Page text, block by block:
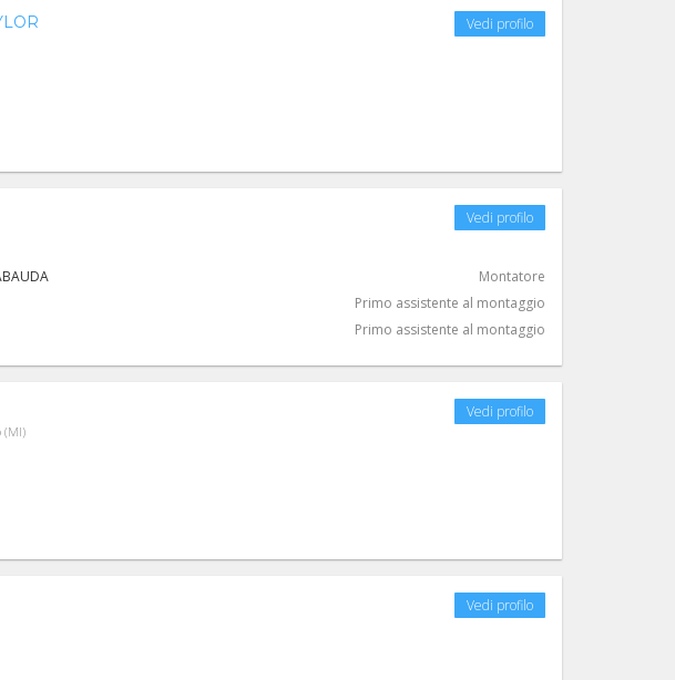
Vedi profilo
Montatore
Primo assistente al montaggio
Primo assistente al montaggio
Vedi profilo
(MI)
Vedi profilo
Vedi profilo